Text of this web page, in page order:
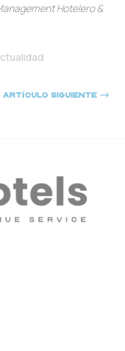
Hotelero &
Artículo siguiente→